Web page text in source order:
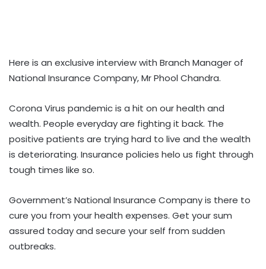
Here is an exclusive interview with Branch Manager of
National Insurance Company, Mr Phool Chandra.
Corona Virus pandemic is a hit on our health and
wealth. People everyday are fighting it back. The
positive patients are trying hard to live and the wealth
is deteriorating. Insurance policies helo us fight through
tough times like so.
Government’s National Insurance Company is there to
cure you from your health expenses. Get your sum
assured today and secure your self from sudden
outbreaks.